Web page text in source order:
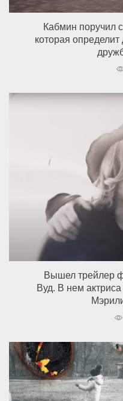
Кабмин поручил
которая
Вышел трейлер
Вуд. В нем